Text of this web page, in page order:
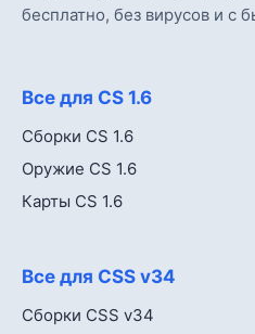
бесплатно, без вирусов и с
Все для CS 1.6
Сборки CS 1.6
Оружие CS 1.6
Карты CS 1.6
Все для CSS v34
Сборки CSS v34